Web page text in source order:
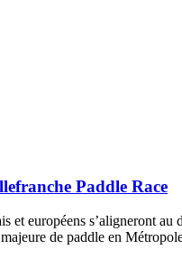
Paddle Race
et européens s’aligneront
de paddle en